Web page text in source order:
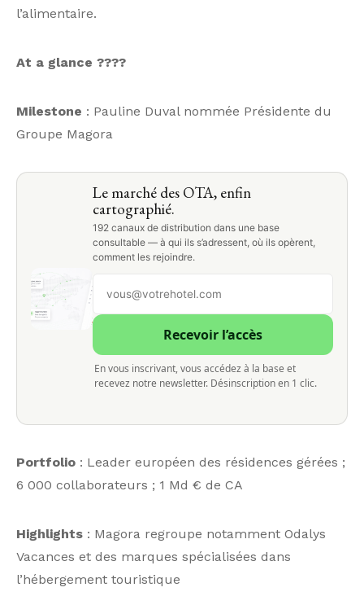
l’alimentaire.
At a glance ????
Milestone : Pauline Duval nommée Présidente du
Groupe Magora
Le marché des OTA, enfin
cartographié.
192 canaux de distribution dans une base
consultable — à qui ils s’adressent, où ils opèrent,
comment les rejoindre.
Recevoir l’accès
En vous inscrivant, vous accédez à la base et
recevez notre newsletter. Désinscription en 1 clic.
Portfolio : Leader européen des résidences gérées ;
6 000 collaborateurs ; 1 Md € de CA
Highlights : Magora regroupe notamment Odalys
Vacances et des marques spécialisées dans
l’hébergement touristique